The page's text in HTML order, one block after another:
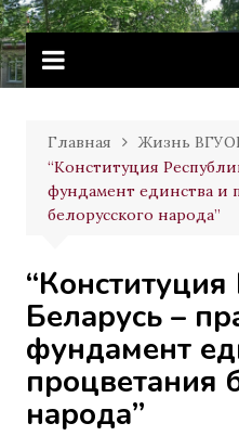
Перейти
к
содержимому
Витебское
училище
Главная
Жизнь
“Конституция
фундамент единства и
белорусского народа”
Беларусь –
фундамент
процветания
народа”